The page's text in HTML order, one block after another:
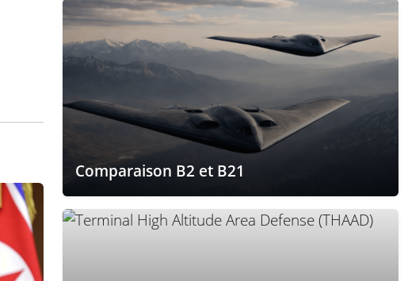
Comparaison B2 et B21